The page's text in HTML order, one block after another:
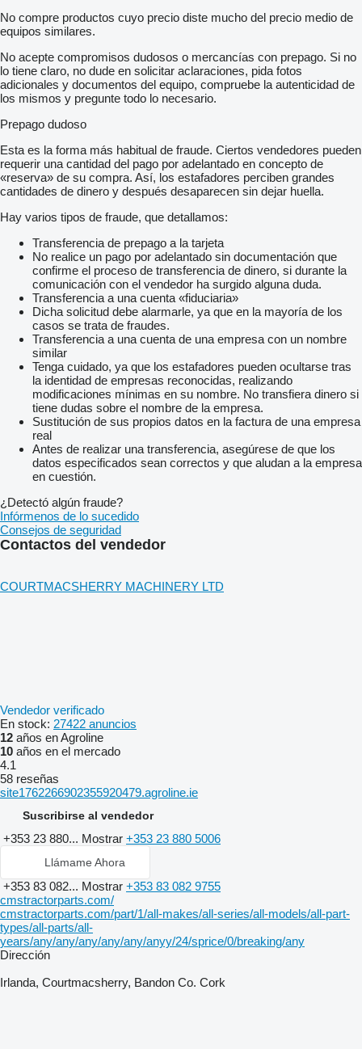
No compre productos cuyo precio diste mucho del precio medio de
equipos similares.
No acepte compromisos dudosos o mercancías con prepago. Si no
lo tiene claro, no dude en solicitar aclaraciones, pida fotos
adicionales y documentos del equipo, compruebe la autenticidad de
los mismos y pregunte todo lo necesario.
Prepago dudoso
Esta es la forma más habitual de fraude. Ciertos vendedores pueden
requerir una cantidad del pago por adelantado en concepto de
«reserva» de su compra. Así, los estafadores perciben grandes
cantidades de dinero y después desaparecen sin dejar huella.
Hay varios tipos de fraude, que detallamos:
Transferencia de prepago a la tarjeta
No realice un pago por adelantado sin documentación que
confirme el proceso de transferencia de dinero, si durante la
comunicación con el vendedor ha surgido alguna duda.
Transferencia a una cuenta «fiduciaria»
Dicha solicitud debe alarmarle, ya que en la mayoría de los
casos se trata de fraudes.
Transferencia a una cuenta de una empresa con un nombre
similar
Tenga cuidado, ya que los estafadores pueden ocultarse tras
la identidad de empresas reconocidas, realizando
modificaciones mínimas en su nombre. No transfiera dinero si
tiene dudas sobre el nombre de la empresa.
Sustitución de sus propios datos en la factura de una empresa
real
Antes de realizar una transferencia, asegúrese de que los
datos especificados sean correctos y que aludan a la empresa
en cuestión.
¿Detectó algún fraude?
Infórmenos de lo sucedido
Consejos de seguridad
Contactos del vendedor
COURTMACSHERRY MACHINERY LTD
Vendedor verificado
En stock: 27422 anuncios
12 años en Agroline
10 años en el mercado
4.1
58 reseñas
site1762266902355920479.agroline.ie
Suscribirse al vendedor
+353 23 880... Mostrar +353 23 880 5006
Llámame Ahora
+353 83 082... Mostrar +353 83 082 9755
cmstractorparts.com/
cmstractorparts.com/part/1/all-makes/all-series/all-models/all-part-
types/all-parts/all-
years/any/any/any/any/any/anyy/24/sprice/0/breaking/any
Dirección
Irlanda, Courtmacsherry, Bandon Co. Cork